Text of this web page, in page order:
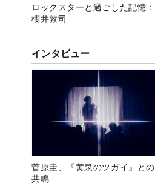
ロックスターと過ごした記憶：
櫻井敦司
インタビュー
菅原圭、『黄泉のツガイ』との
共鳴